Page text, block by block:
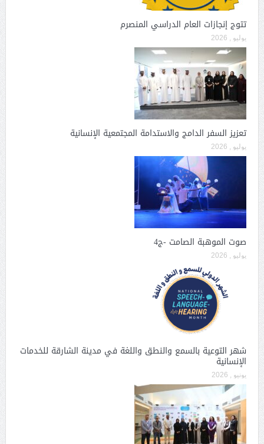
تتوج إنجازات العام الدراسي المنصرم
يوليو , 2026
تعزيز السفر الدامج والاستدامة المجتمعية الإنسانية
يوليو , 2026
صوت الموهبة الصامت -ج4
يوليو , 2026
شهر التوعية بالسمع والنطق واللغة في مدينة الشارقة للخدمات
الإنسانية
يونيو , 2026